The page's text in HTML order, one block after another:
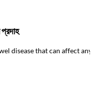
disease that can affect